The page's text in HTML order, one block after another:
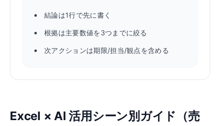
結論は1行で先に書く
根拠は主要数値を3つまでに絞る
次アクションは期限/担当/観点を含める
Excel × AI 活用シーン別ガイド（売